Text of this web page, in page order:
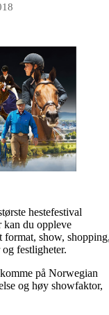
hestefestival
kan du oppleve
format, show,
festligheter.
på Norwegian
og høy showfaktor,